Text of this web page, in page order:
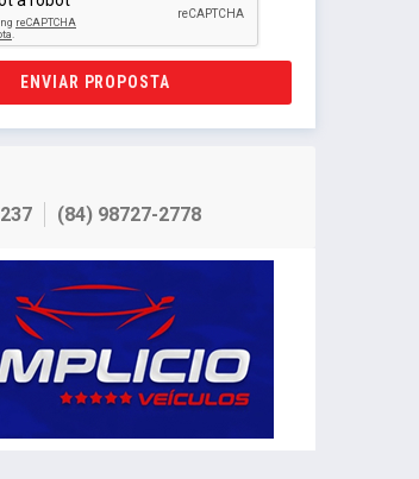
ENVIAR PROPOSTA
(84) 98727-2778